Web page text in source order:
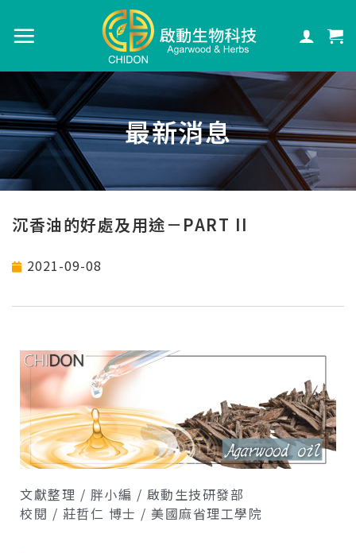
最新消息
沉香油的好處及用途－PART II
2021-09-08
文獻整理 / 胖小編 / 啟動生技研發部
校閱 / 莊哲仁 博士 / 美國麻省理工學院